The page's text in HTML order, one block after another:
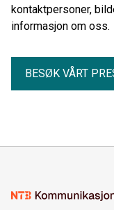
kontaktpersoner,
informasjon om oss.
BESØK VÅRT